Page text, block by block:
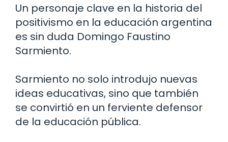
Un personaje clave en la historia del
positivismo en la educación argentina
es sin duda Domingo Faustino
Sarmiento.
Sarmiento no solo introdujo nuevas
ideas educativas, sino que también
se convirtió en un ferviente defensor
de la educación pública.